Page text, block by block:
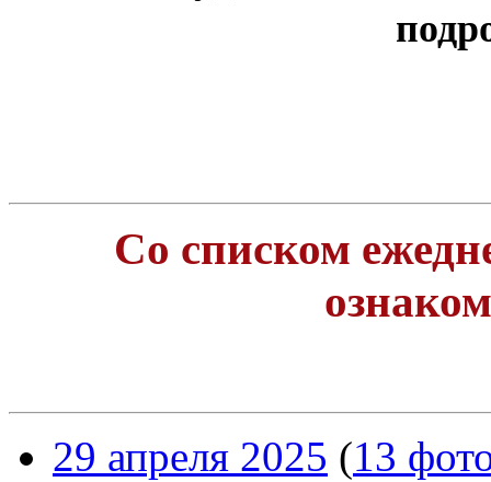
Со списком
29 апреля 2025 (13